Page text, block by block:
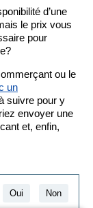
d’une
le prix vous
pour
ou le
un
suivre pour y
envoyer une
et, enfin,
Oui Non